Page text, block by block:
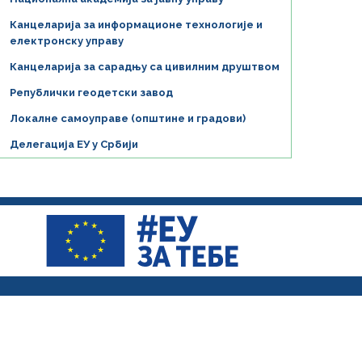
Канцеларија за информационе технологије и
електронску управу
Канцеларија за сарадњу са цивилним друштвом
Републички геодетски завод
Локалне самоуправе (општине и градови)
Делегација ЕУ у Србији